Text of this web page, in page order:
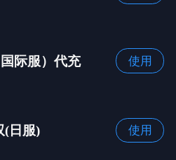
际服）代充 使用
(日服) 使用